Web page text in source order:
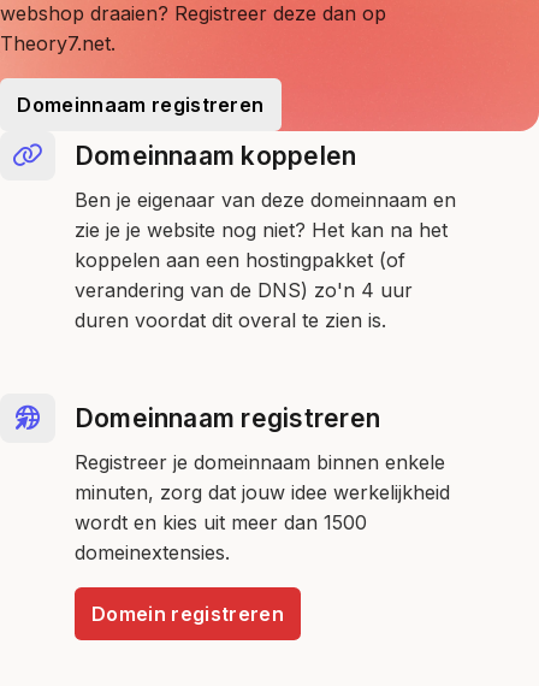
webshop draaien? Registreer deze dan op
Theory7.net.
Domeinnaam registreren
Domeinnaam koppelen
Ben je eigenaar van deze domeinnaam en
zie je je website nog niet? Het kan na het
koppelen aan een hostingpakket (of
verandering van de DNS) zo'n 4 uur
duren voordat dit overal te zien is.
Domeinnaam registreren
Registreer je domeinnaam binnen enkele
minuten, zorg dat jouw idee werkelijkheid
wordt en kies uit meer dan 1500
domeinextensies.
Domein registreren